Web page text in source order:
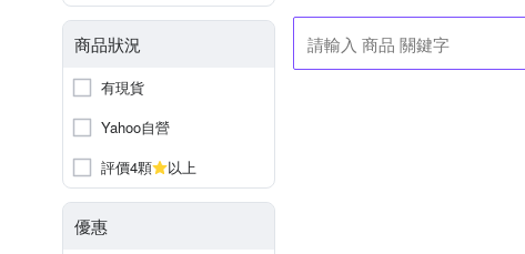
商品狀況
有現貨
Yahoo自營
評價4顆
以上
優惠